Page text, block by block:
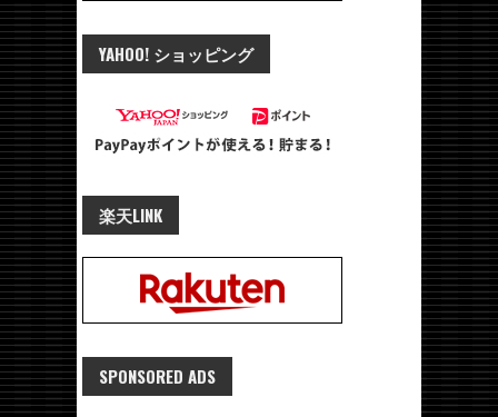
YAHOO! ショッピング
楽天LINK
SPONSORED ADS